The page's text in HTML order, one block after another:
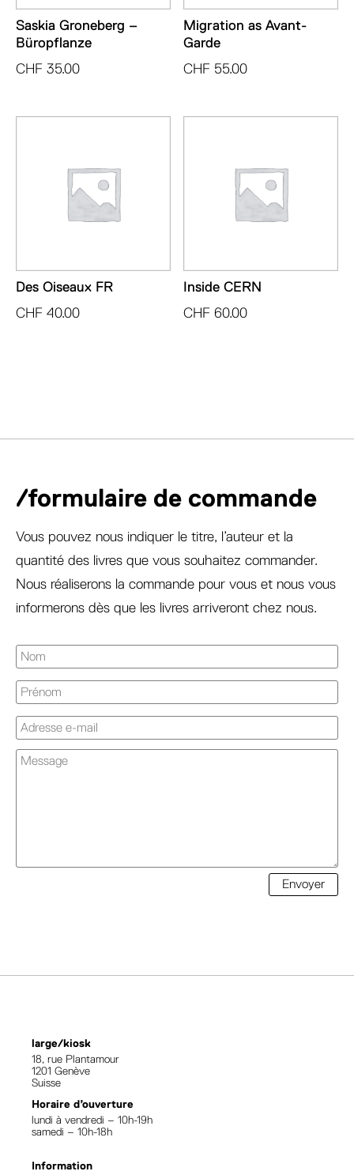
Saskia Groneberg –
Büropflanze
CHF 35.00
Migration as Avant-
Garde
CHF 55.00
Des Oiseaux FR
CHF 40.00
Inside CERN
CHF 60.00
/formulaire de commande
Vous pouvez nous indiquer le titre, l’auteur et la
quantité des livres que vous souhaitez commander.
Nous réaliserons la commande pour vous et nous vous
informerons dès que les livres arriveront chez nous.
Envoyer
large/kiosk
18, rue Plantamour
1201 Genève
Suisse
Horaire d’ouverture
lundi à vendredi – 10h-19h
samedi – 10h-18h
Information